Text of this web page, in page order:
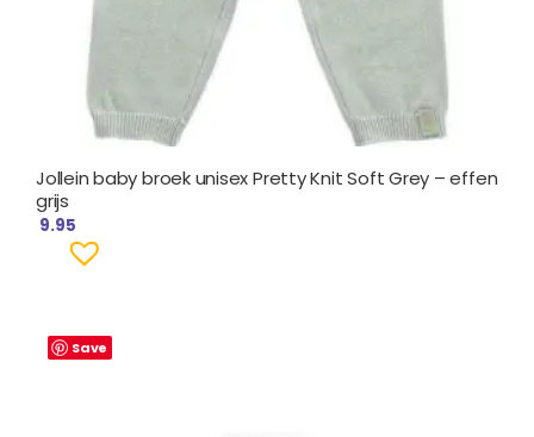
Jollein baby broek unisex Pretty Knit Soft Grey – effen
grijs
9.95
Save